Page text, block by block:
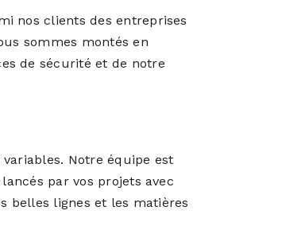
nos clients des entreprises
sommes montés en
de sécurité et de notre
Notre équipe est
par vos projets avec
belles lignes et les matières